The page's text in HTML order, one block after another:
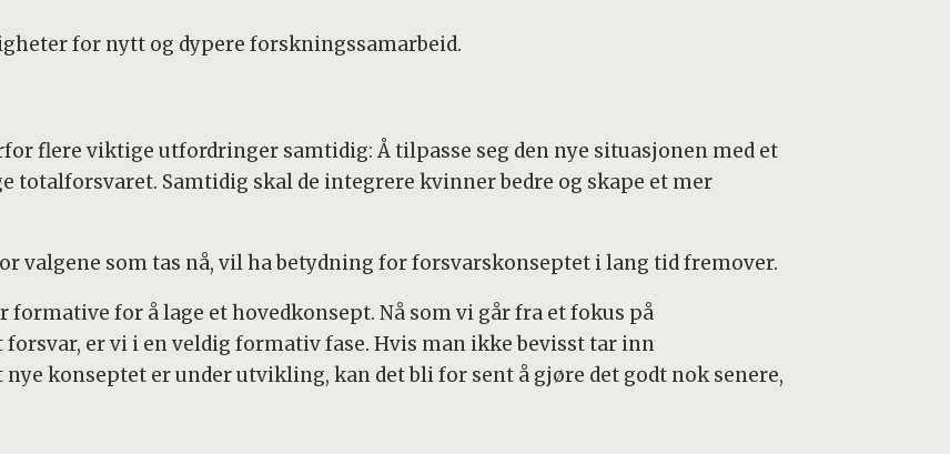
for nytt og dypere forskningssamarbeid.
flere viktige utfordringer samtidig: Å tilpasse seg den nye situasjonen med et
totalforsvaret. Samtidig skal de integrere kvinner bedre og skape et mer
valgene som tas nå, vil ha betydning for forsvarskonseptet i lang tid fremover.
formative for å lage et hovedkonsept. Nå som vi går fra et fokus på
er vi i en veldig formativ fase. Hvis man ikke bevisst tar inn
konseptet er under utvikling, kan det bli for sent å gjøre det godt nok senere,